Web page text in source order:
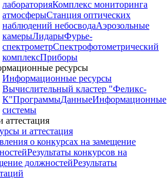
лабораторияКомплекс мониторинга
атмосферыСтанция оптических
наблюдений небосводаАэрозольные
камерыЛидарыФурье-
спектрометрСпектрофотометрический
комплексПриборы
ресурсы
Информационные ресурсы
Вычислительный кластер "Феликс-
К"ПрограммыДанныеИнформационные
системы
и аттестация
о конкурсах на замещение
Результаты конкурсов на
должностейРезультаты